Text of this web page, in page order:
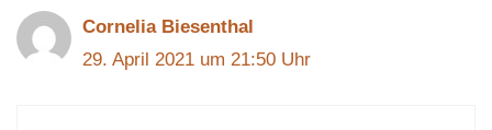
Cornelia Biesenthal
29. April 2021 um 21:50 Uhr